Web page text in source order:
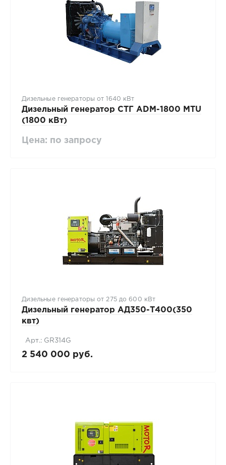
Дизельные генераторы от 1640 кВт
Дизельный генератор СТГ ADM-1800 MTU
(1800 кВт)
Цена: по запросу
Дизельные генераторы от 275 до 600 кВт
Дизельный генератор АД350-T400(350
квт)
Арт.: GR314G
2 540 000 руб.